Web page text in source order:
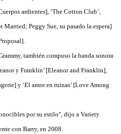
ardientes], ‘The Cotton Club’,
Married; Peggy Sue, su pasado la espera]
también compuso la banda sonora
y Franklin’ [Eleanor and Franklin],
y ‘El amor en ruinas’ [Love Among
por su estilo", dijo a Variety
con Barry, en 2008.